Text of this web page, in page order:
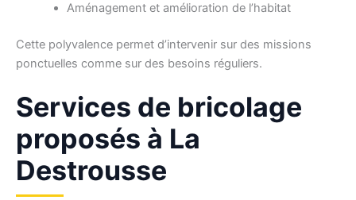
Aménagement et amélioration de l’habitat
Cette polyvalence permet d’intervenir sur des missions
ponctuelles comme sur des besoins réguliers.
Services de bricolage
proposés à La
Destrousse